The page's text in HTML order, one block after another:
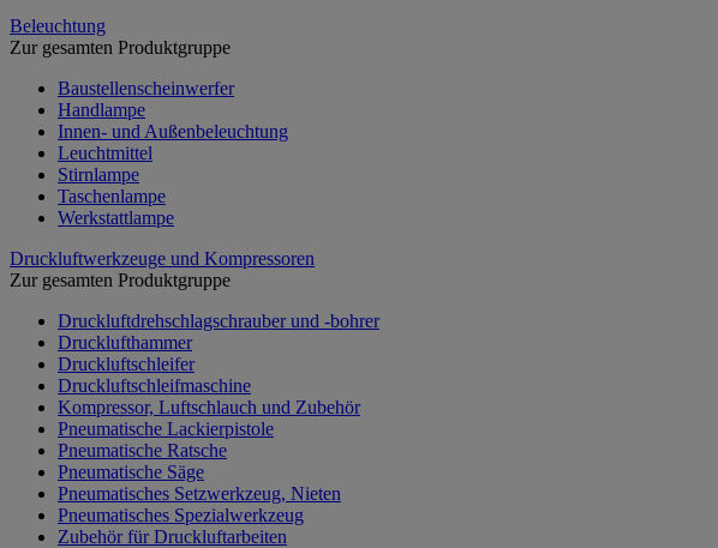
Beleuchtung
Zur gesamten Produktgruppe
Baustellenscheinwerfer
Handlampe
Innen- und Außenbeleuchtung
Leuchtmittel
Stirnlampe
Taschenlampe
Werkstattlampe
Druckluftwerkzeuge und Kompressoren
Zur gesamten Produktgruppe
Druckluftdrehschlagschrauber und -bohrer
Drucklufthammer
Druckluftschleifer
Druckluftschleifmaschine
Kompressor, Luftschlauch und Zubehör
Pneumatische Lackierpistole
Pneumatische Ratsche
Pneumatische Säge
Pneumatisches Setzwerkzeug, Nieten
Pneumatisches Spezialwerkzeug
Zubehör für Druckluftarbeiten